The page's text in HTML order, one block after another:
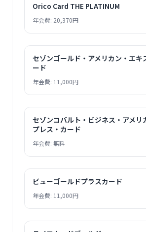
Orico Card THE PLATINUM
年会費: 20,370円
セゾンゴールド・アメリカン・エキ
ード
年会費: 11,000円
セゾンコバルト・ビジネス・アメリ
プレス・カード
年会費: 無料
ビューゴールドプラスカード
年会費: 11,000円